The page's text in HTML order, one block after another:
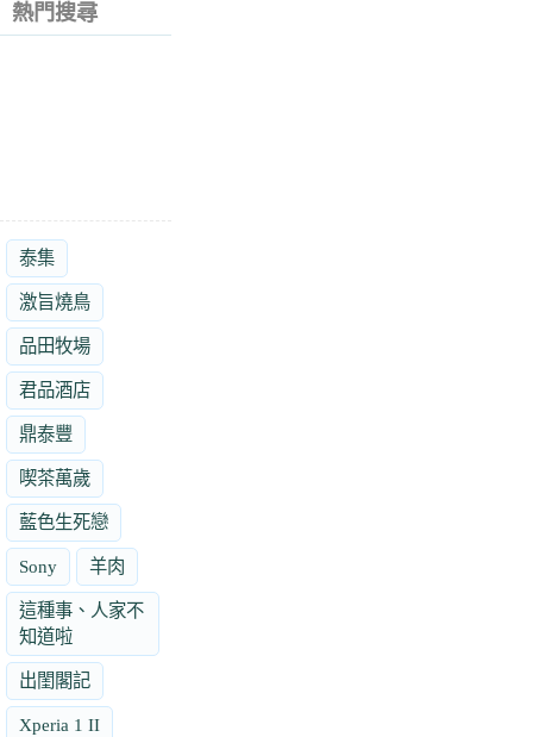
熱門搜尋
泰集
激旨燒鳥
品田牧場
君品酒店
鼎泰豐
喫茶萬歲
藍色生死戀
Sony 羊肉
這種事、人家不
知道啦
出閨閣記
Xperia 1 II